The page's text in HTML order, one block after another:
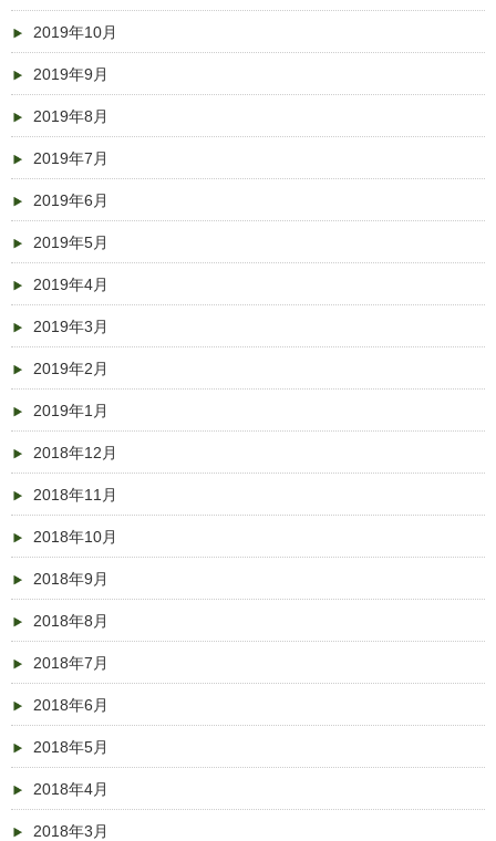
2019年10月
2019年9月
2019年8月
2019年7月
2019年6月
2019年5月
2019年4月
2019年3月
2019年2月
2019年1月
2018年12月
2018年11月
2018年10月
2018年9月
2018年8月
2018年7月
2018年6月
2018年5月
2018年4月
2018年3月